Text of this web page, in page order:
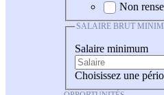
Non
SALAIRE BRUT
Salaire minimum
Choisissez une